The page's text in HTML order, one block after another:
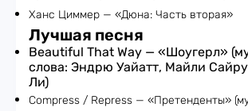
Ханс Циммер — «Дюна: Часть вторая»
Лучшая песня
Beautiful That Way — «Шоугерл»
слова: Эндрю Уайатт, Майли
Ли)
Compress / Repress — «Претенденты»